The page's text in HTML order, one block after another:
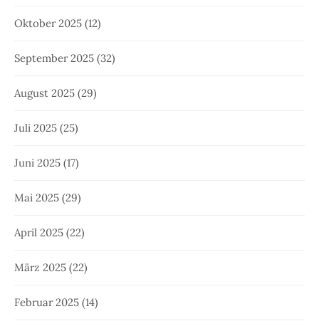
Oktober 2025 (12)
September 2025 (32)
August 2025 (29)
Juli 2025 (25)
Juni 2025 (17)
Mai 2025 (29)
April 2025 (22)
März 2025 (22)
Februar 2025 (14)